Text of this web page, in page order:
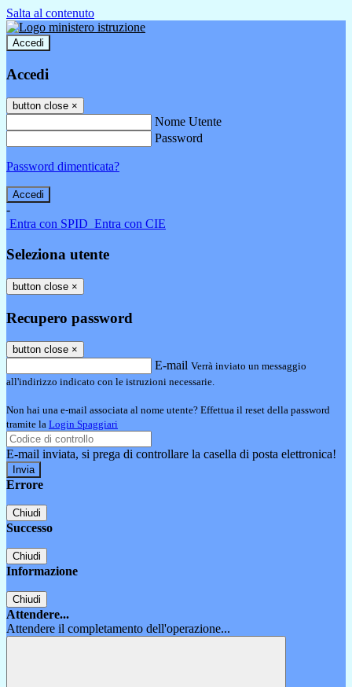
Salta al contenuto
Accedi
Accedi
button close ×
Nome Utente
Password
Password dimenticata?
-
Entra con SPID Entra con CIE
Seleziona utente
button close ×
Recupero password
button close ×
E-mail Verrà inviato un messaggio
all'indirizzo indicato con le istruzioni necessarie.
Non hai una e-mail associata al nome utente? Effettua il reset della password
tramite la Login Spaggiari
E-mail inviata, si prega di controllare la casella di posta elettronica!
Errore
Chiudi
Successo
Chiudi
Informazione
Chiudi
Attendere...
Attendere il completamento dell'operazione...